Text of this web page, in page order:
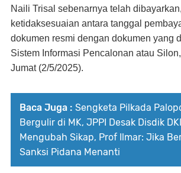
Naili Trisal sebenarnya telah
ketidaksesuaian antara tanggal
dokumen resmi dengan dokumen yang
Sistem Informasi Pencalonan atau
Jumat (2/5/2025).
Baca Juga : Sengketa Pilkada
Bergulir di MK, JPPI Desak Disdik
Mengubah Sikap, Prof Ilmar: Jika
Sanksi Pidana Menanti